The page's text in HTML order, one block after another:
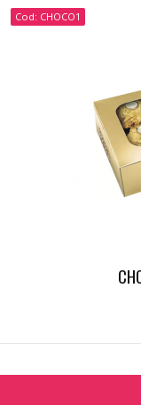
Cod: CHOCO1